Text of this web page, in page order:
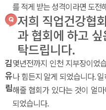
를 적게 받는 성격이라면 도전
저희 직업건강협
과 협회에 하고
탁드립니다.
김
유
림
몇년전까지 인천 지부장이었
나 힘든지 알게 되었습니다.
해줄 협회가 있다는 것이 얼
되었습니다.